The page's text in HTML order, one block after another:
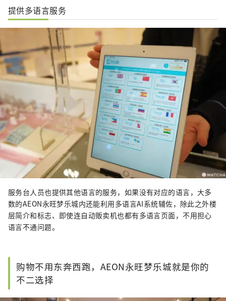
提供多语言服务
服务台人员也提供其他语言的服务，如果没有对应的语言，大多
数的AEON永旺梦乐城内还能利用多语言AI系统辅佐，除此之外楼
层简介和标志、即使连自动贩卖机也都有多语言页面，不用担心
语言不通问题。
购物不用东奔西跑，AEON永旺梦乐城就是你的
不二选择